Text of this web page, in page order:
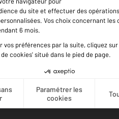
Votre agence est notée
Achat
Location